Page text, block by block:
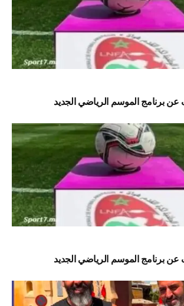
برنامج الموسم الرياضي الجديد
برنامج الموسم الرياضي الجديد